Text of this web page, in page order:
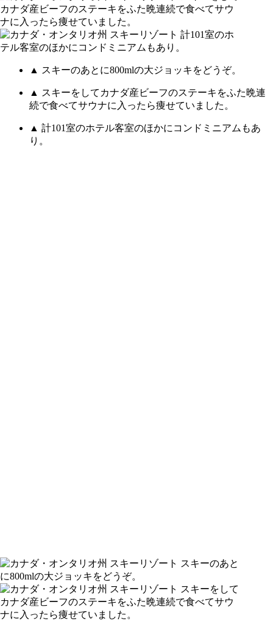
▲ スキーのあとに800mlの大ジョッキをどうぞ。
▲ スキーをしてカナダ産ビーフのステーキをふた晩連
続で食べてサウナに入ったら痩せていました。
▲ 計101室のホテル客室のほかにコンドミニアムもあ
り。